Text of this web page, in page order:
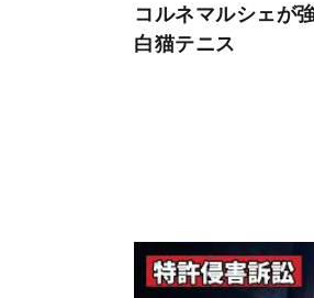
コルネマルシェが
白猫テニス